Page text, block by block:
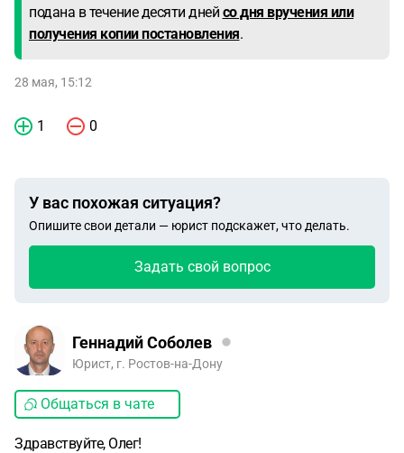
подана в течение десяти дней со дня вручения или
получения копии постановления.
28 мая, 15:12
1 0
У вас похожая ситуация?
Опишите свои детали — юрист подскажет, что делать.
Задать свой вопрос
Геннадий Соболев
Юрист, г. Ростов-на-Дону
Общаться в чате
Здравствуйте, Олег!